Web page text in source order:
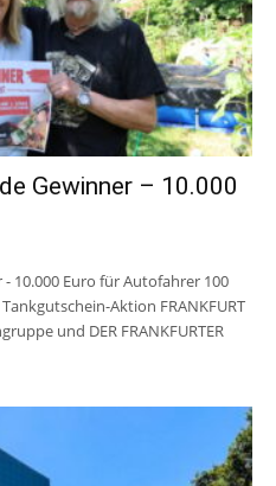
Gewinner – 10.000
10.000 Euro für Autofahrer 100
Aktion FRANKFURT
und DER FRANKFURTER